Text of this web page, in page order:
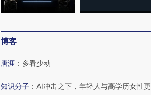
博客
唐涯 ： 多看少动
知识分子 ： AI冲击之下，年轻人与高学历女性更